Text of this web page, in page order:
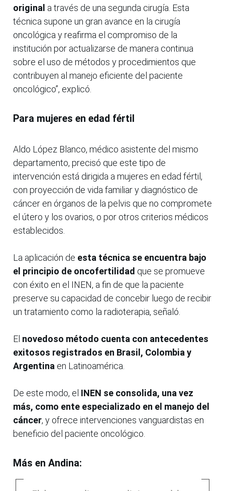
original a través de una segunda cirugía. Esta
técnica supone un gran avance en la cirugía
oncológica y reafirma el compromiso de la
institución por actualizarse de manera continua
sobre el uso de métodos y procedimientos que
contribuyen al manejo eficiente del paciente
oncológico”, explicó.
Para mujeres en edad fértil
Aldo López Blanco, médico asistente del mismo
departamento, precisó que este tipo de
intervención está dirigida a mujeres en edad fértil,
con proyección de vida familiar y diagnóstico de
cáncer en órganos de la pelvis que no compromete
el útero y los ovarios, o por otros criterios médicos
establecidos.
La aplicación de esta técnica se encuentra bajo
el principio de oncofertilidad que se promueve
con éxito en el INEN, a fin de que la paciente
preserve su capacidad de concebir luego de recibir
un tratamiento como la radioterapia, señaló.
El novedoso método cuenta con antecedentes
exitosos registrados en Brasil, Colombia y
Argentina en Latinoamérica.
De este modo, el INEN se consolida, una vez
más, como ente especializado en el manejo del
cáncer, y ofrece intervenciones vanguardistas en
beneficio del paciente oncológico.
Más en Andina: